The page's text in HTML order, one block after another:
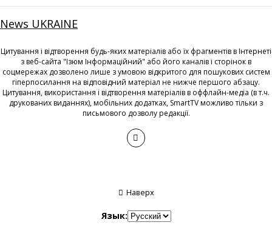
News UKRAINE
Цитування і відтворення будь-яких матеріалів або їх фрагментів в Інтернеті
з веб-сайта "Ізюм Інформаційний" або його каналів і сторінок в
соцмережах дозволено лише з умовою відкритого для пошукових систем
гіперпосилання на відповідний матеріал не нижче першого абзацу.
Цитування, використання і відтворення матеріалів в оффлайн-медіа (в т.ч.
друкованих виданнях), мобільних додатках, SmartTV можливо тільки з
письмового дозволу редакції.
Наверх
Язык: